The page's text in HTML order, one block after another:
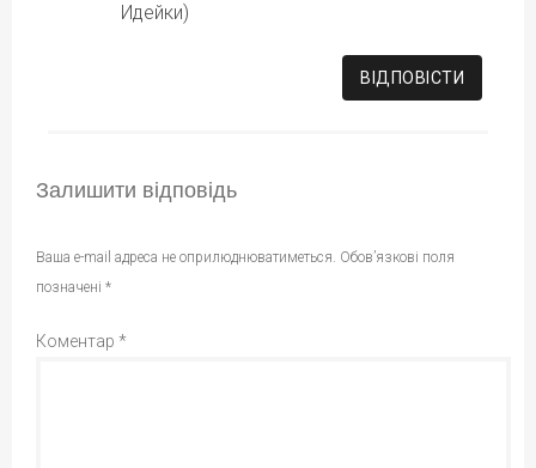
Идейки)
ВІДПОВІCТИ
Залишити відповідь
Ваша e-mail адреса не оприлюднюватиметься. Обов’язкові поля
позначені *
Коментар *